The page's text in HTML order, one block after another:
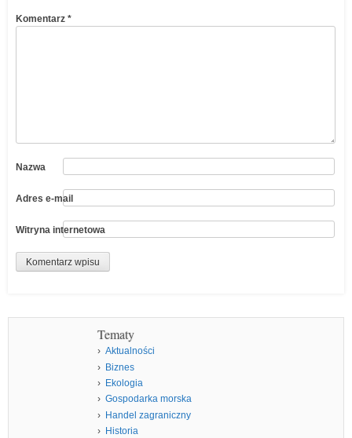
Komentarz *
Nazwa
Adres e-mail
Witryna internetowa
Tematy
Aktualności
Biznes
Ekologia
Gospodarka morska
Handel zagraniczny
Historia